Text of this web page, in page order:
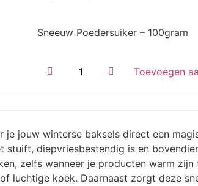
Sneeuw Poedersuiker – 100gram
Toevoegen
je jouw winterse baksels direct een
stuift, diepvriesbestendig is en
zelfs wanneer je producten warm
luchtige koek. Daarnaast zorgt deze